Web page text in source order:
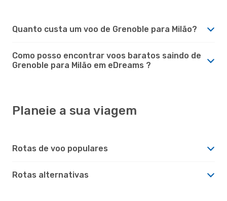
Quanto custa um voo de Grenoble para Milão?
Como posso encontrar voos baratos saindo de
Grenoble para Milão em eDreams ?
Planeie a sua viagem
Rotas de voo populares
Rotas alternativas